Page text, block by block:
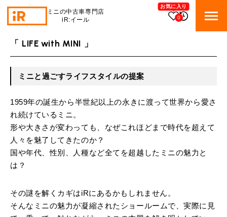
ミニの中古車専門店
iR:イール
お気に入り
0
BMW MINI BMWミニ 在庫検索
TRADE 買取
TOP
必要書類
MAINTENANCE メンテナンス
BMWミニ メンテナンス
TOP
MINI KNOWLEDGE ミニナレッジ
「 LIFE with MINI 」
ミニと過ごすライフスタイルの提案
1959年の誕生から半世紀以上の永きに渡って世界から愛さ
れ続けているミニ。
形や大きさが変わっても、なぜこれほどまで時代を超えて
人々を魅了してきたのか？
国や年代、性別、人種など全てを超越したミニの魅力と
は？
その謎を解くカギはiRにあるかもしれません。
そんなミニの魅力が凝縮されたショールームで、実際に見